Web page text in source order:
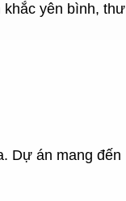
khắc yên bình, thư
Dự án mang đến